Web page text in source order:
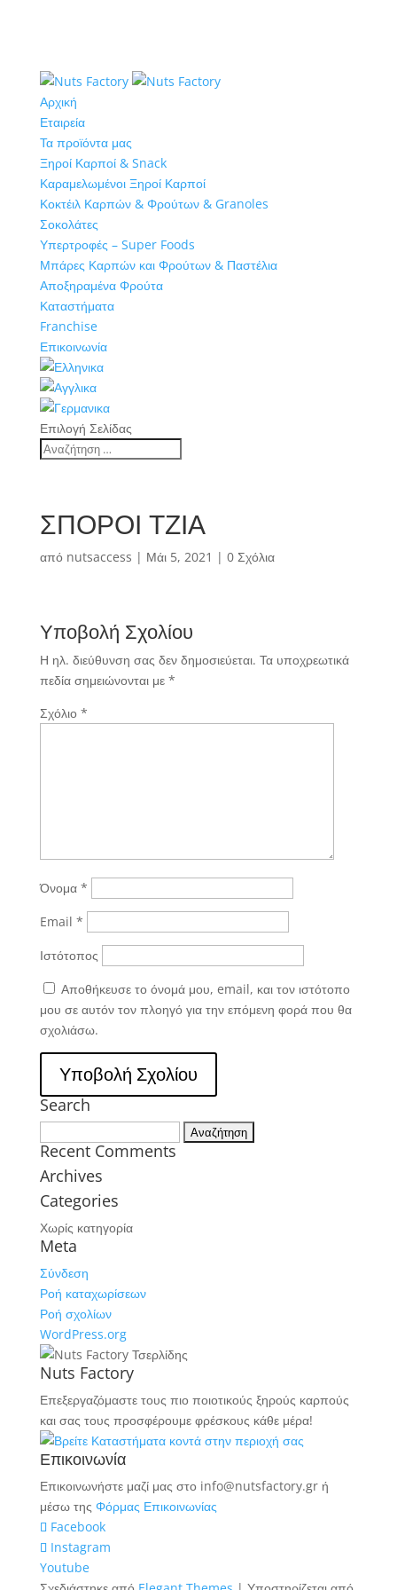
Αρχική
Εταιρεία
Τα προϊόντα μας
Ξηροί Καρποί & Snack
Καραμελωμένοι Ξηροί Καρποί
Κοκτέιλ Καρπών & Φρούτων & Granoles
Σοκολάτες
Υπερτροφές – Super Foods
Μπάρες Καρπών και Φρούτων & Παστέλια
Αποξηραμένα Φρούτα
Καταστήματα
Franchise
Επικοινωνία
Επιλογή Σελίδας
ΣΠΟΡΟΙ ΤΖΙΑ
από nutsaccess | Μάι 5, 2021 | 0 Σχόλια
Υποβολή Σχολίου
Η ηλ. διεύθυνση σας δεν δημοσιεύεται. Τα υποχρεωτικά
πεδία σημειώνονται με *
Σχόλιο *
Όνομα *
Email *
Ιστότοπος
Αποθήκευσε το όνομά μου, email, και τον ιστότοπο
μου σε αυτόν τον πλοηγό για την επόμενη φορά που θα
σχολιάσω.
Search
για:
Recent Comments
Archives
Categories
Χωρίς κατηγορία
Meta
Σύνδεση
Ροή καταχωρίσεων
Ροή σχολίων
WordPress.org
Nuts Factory
Επεξεργαζόμαστε τους πιο ποιοτικούς ξηρούς καρπούς
και σας τους προσφέρουμε φρέσκους κάθε μέρα!
Επικοινωνία
Επικοινωνήστε μαζί μας στο info@nutsfactory.gr ή
μέσω της Φόρμας Επικοινωνίας
Facebook
Instagram
Youtube